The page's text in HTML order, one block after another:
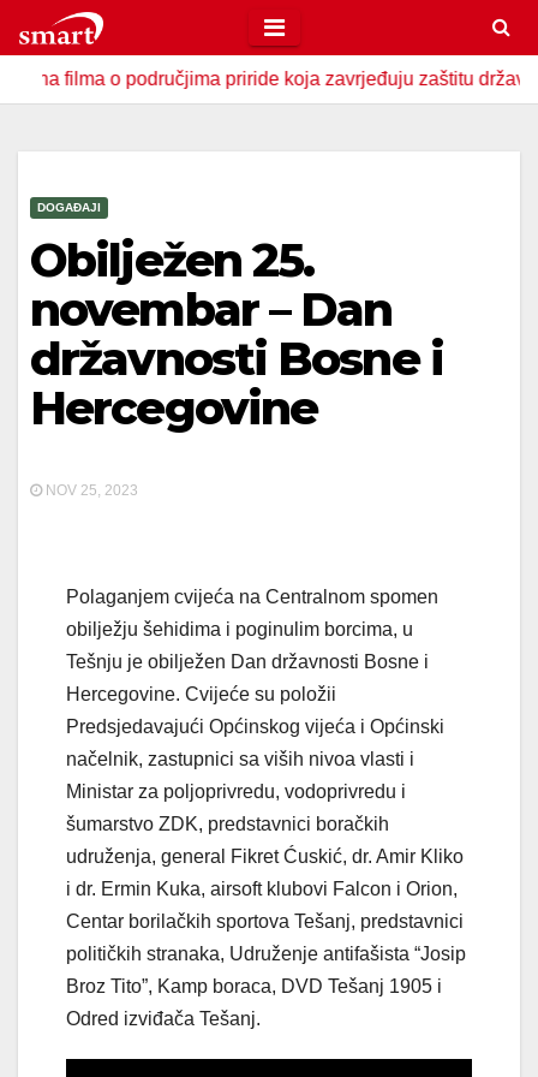
to
contento područjima priride koja zavrjeđuju zaštitu države U
DOGAĐAJI
Obilježen 25.
novembar – Dan
državnosti Bosne i
Hercegovine
NOV 25, 2023
Polaganjem cvijeća na Centralnom spomen
obilježju šehidima i poginulim borcima, u
Tešnju je obilježen Dan državnosti Bosne i
Hercegovine. Cvijeće su položii
Predsjedavajući Općinskog vijeća i Općinski
načelnik, zastupnici sa viših nivoa vlasti i
Ministar za poljoprivredu, vodoprivredu i
šumarstvo ZDK, predstavnici boračkih
udruženja, general Fikret Ćuskić, dr. Amir Kliko
i dr. Ermin Kuka, airsoft klubovi Falcon i Orion,
Centar borilačkih sportova Tešanj, predstavnici
političkih stranaka, Udruženje antifašista “Josip
Broz Tito”, Kamp boraca, DVD Tešanj 1905 i
Odred izviđača Tešanj.